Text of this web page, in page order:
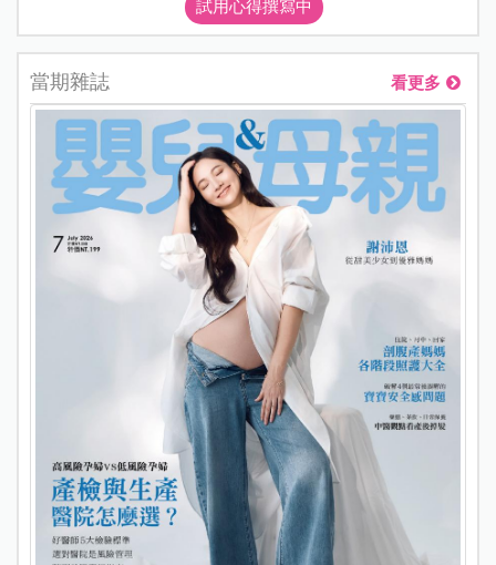
試用心得撰寫中
當期雜誌 看更多